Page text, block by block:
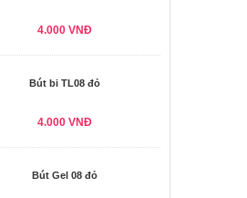
4.000 VNĐ
Bút bi TL08 đỏ
4.000 VNĐ
Bút Gel 08 đỏ